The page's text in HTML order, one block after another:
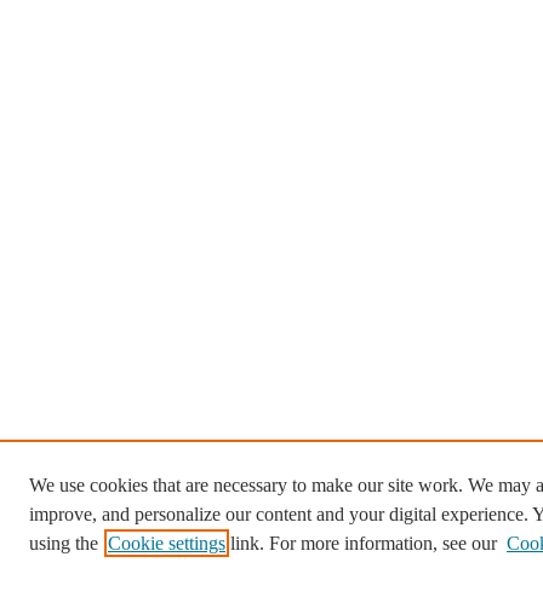
We use cookies that are necessary to make our site work. We may
improve, and personalize our content and your digital experience.
using the Cookie settings link. For more information, see our